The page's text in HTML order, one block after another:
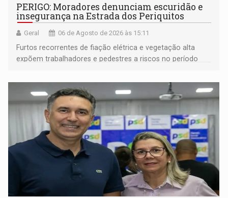
PERIGO: Moradores denunciam escuridão e
insegurança na Estrada dos Periquitos
Geral 06 de Agosto de 2026 às 15:11
Furtos recorrentes de fiação elétrica e vegetação alta
expõem trabalhadores e pedestres a riscos no período